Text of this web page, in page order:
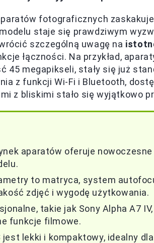
fotograficznych
staje się prawdziwym
szczególną uwagę na
łączności. Na przykład,
45 megapikseli, stały się już
z funkcji Wi-Fi i Bluetooth,
z bliskimi stało się wyjątkowo
aparatów oferuje
to matryca, system
zdjęć i wygodę użytkowania.
takie jak Sony Alpha A7
funkcje filmowe.
jest lekki i kompaktowy, idealny